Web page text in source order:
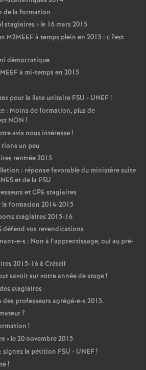
de la formation
stagiaires » le 16 mars 2015
M2MEEFà temps plein en 2015 : c?est
démocratique
à mi-temps en 2015
pour la liste unitaire FSU - UNEF!
: Moins de formation, plus de
NON !
avis nous intéresse!
un peu
rentrée 2015
: réponse favorable du ministère suite
et de la FSU
etCPE stagiaires
formation 2014-2015
stagiaires 2015-16
défend vos revendications
e-s : Non à l’apprentissage, oui au pré-
2015-16 à Créteil
savoir sur votre année de stage!
stagiaires
professeurs agrégé-e-s 2015.
?
!
» le 20 novembre 2015
signez la pétition FSU - UNEF!
!